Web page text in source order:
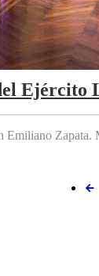
Ejército
Emiliano